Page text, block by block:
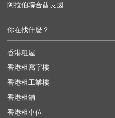
阿拉伯聯合酋長國
你在找什麼？
香港租屋
香港租寫字樓
香港租工業樓
香港租舖
香港租車位